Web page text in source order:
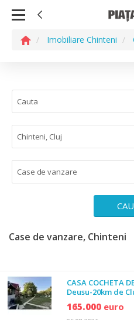
Imobiliare Chinteni
Chinteni, Cluj
Case de vanzare
Case de vanzare, Chinteni
CASA COCHETA
Deusu-20km de
165.000 euro